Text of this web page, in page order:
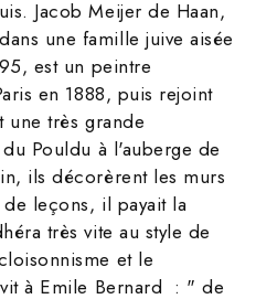
Jacob Meijer de Haan,
une famille juive aisée
est un peintre
en 1888, puis rejoint
une très grande
Pouldu à l'auberge de
ils décorèrent les murs
leçons, il payait la
très vite au style de
et le
à Emile Bernard : " de